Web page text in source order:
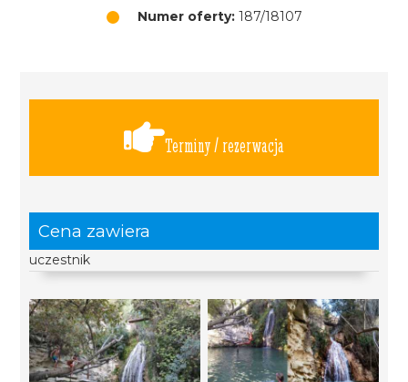
Numer oferty:187/18107
Terminy / rezerwacja
Cena zawiera
uczestnik